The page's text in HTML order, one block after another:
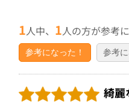
1人中、 1人の方が参考
参考になった！ 参考
綺麗